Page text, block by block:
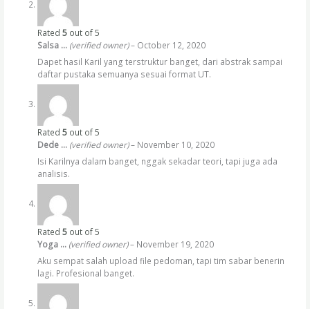
Rated 5out of 5
Salsa … (verified owner) – October 12, 2020
Dapet hasil Karil yang terstruktur banget, dari abstrak sampai
daftar pustaka semuanya sesuai format UT.
Rated 5out of 5
Dede … (verified owner) – November 10, 2020
Isi Karilnya dalam banget, nggak sekadar teori, tapi juga ada
analisis.
Rated 5out of 5
Yoga … (verified owner) – November 19, 2020
Aku sempat salah upload file pedoman, tapi tim sabar benerin
lagi. Profesional banget.